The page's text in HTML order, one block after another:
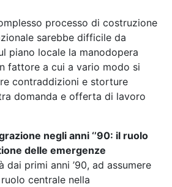
processo di costruzione
sarebbe difficile da
piano locale la manodopera
fattore a cui a vario modo si
contraddizioni e storture
domanda e offerta di lavoro
negli anni ‘’90: il ruolo
delle emergenze
dai primi anni ’90, ad assumere
centrale nella